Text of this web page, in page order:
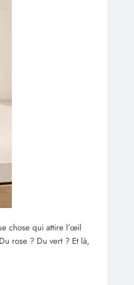
chose qui attire l’œil
rose ? Du vert ? Et là,